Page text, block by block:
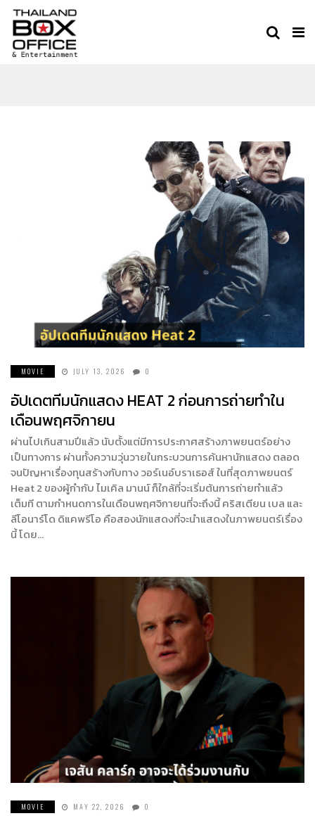
MOVIE JULY 13, 2026 0
อัปเดตทีมนักแสดง HEAT 2 ก่อนการถ่ายทำใน
เดือนพฤศจิกายน
ผ่านไปเกินสามปีแล้ว นับตั้งแต่มีการประกาศสร้างภาพยนตร์อย่าง
เป็นทางการ ผ่านทั้งความวุ่นวายในกระบวนการค้นหานักแสดง ตลอด
จนปัญหาเรื่องทุนสร้างกับทาง วอร์เนอ์บราเธอส์ ในที่สุดภาพยนตร์
Heat 2 ของผู้กำกับ ไมเคิล มานน์ ก็ใกล้ที่จะเริ่มต้นการถ่ายทำแล้ว
เต็มที ตามกำหนดการในเดือนพฤศจิกายนที่จะถึงนี้ คริสเตียน เบล และ
ลีโอนาร์โด ดิแคพรีโอ คือสองนักแสดงที่จะนำแสดงในภาพยนตร์เรื่อง
นี้ โดย…
MOVIE MAY 22, 2026 0